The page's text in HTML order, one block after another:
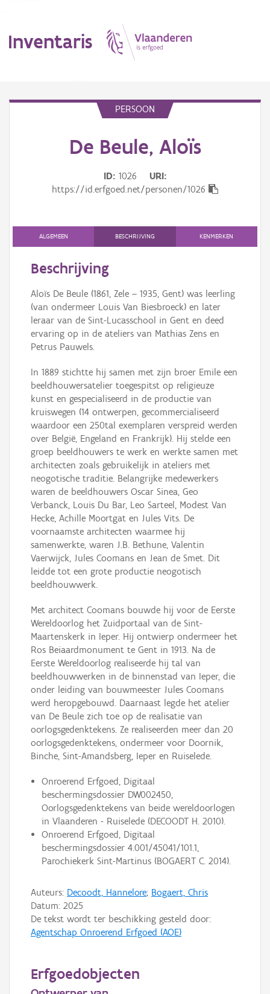
Inventaris
Thema
Persoon of collectief
Downloads
PERSOON
De Beule, Aloïs
ID 1026
URI
https://id.erfgoed.net/personen/1026
ALGEMEEN BESCHRIJVING KENMERKEN
Beschrijving
Aloïs De Beule (1861, Zele – 1935, Gent) was leerling
(van ondermeer Louis Van Biesbroeck) en later
leraar van de Sint-Lucasschool in Gent en deed
ervaring op in de ateliers van Mathias Zens en
Petrus Pauwels.
In 1889 stichtte hij samen met zijn broer Emile een
beeldhouwersatelier toegespitst op religieuze
kunst en gespecialiseerd in de productie van
kruiswegen (14 ontwerpen, gecommercialiseerd
waardoor een 250tal exemplaren verspreid werden
over België, Engeland en Frankrijk). Hij stelde een
groep beeldhouwers te werk en werkte samen met
architecten zoals gebruikelijk in ateliers met
neogotische traditie. Belangrijke medewerkers
waren de beeldhouwers Oscar Sinea, Geo
Verbanck, Louis Du Bar, Leo Sarteel, Modest Van
Hecke, Achille Moortgat en Jules Vits. De
voornaamste architecten waarmee hij
samenwerkte, waren J.B. Bethune, Valentin
Vaerwijck, Jules Coomans en Jean de Smet. Dit
leidde tot een grote productie neogotisch
beeldhouwwerk.
Met architect Coomans bouwde hij voor de Eerste
Wereldoorlog het Zuidportaal van de Sint-
Maartenskerk in Ieper. Hij ontwierp ondermeer het
Ros Beiaardmonument te Gent in 1913. Na de
Eerste Wereldoorlog realiseerde hij tal van
beeldhouwwerken in de binnenstad van Ieper, die
onder leiding van bouwmeester Jules Coomans
werd heropgebouwd. Daarnaast legde het atelier
van De Beule zich toe op de realisatie van
oorlogsgedenktekens. Ze realiseerden meer dan 20
oorlogsgedenktekens, ondermeer voor Doornik,
Binche, Sint-Amandsberg, Ieper en Ruiselede.
Onroerend Erfgoed, Digitaal
beschermingsdossier DW002450,
Oorlogsgedenktekens van beide wereldoorlogen
in Vlaanderen - Ruiselede (DECOODT H. 2010).
Onroerend Erfgoed, Digitaal
beschermingsdossier 4.001/45041/101.1,
Parochiekerk Sint-Martinus (BOGAERT C. 2014).
Auteurs: Decoodt, Hannelore; Bogaert, Chris
Datum: 2025
De tekst wordt ter beschikking gesteld door:
Agentschap Onroerend Erfgoed (AOE)
Erfgoedobjecten